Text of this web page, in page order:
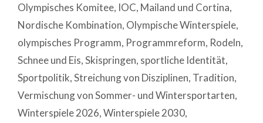
Olympisches Komitee, IOC, Mailand und Cortina,
Nordische Kombination, Olympische Winterspiele,
olympisches Programm, Programmreform, Rodeln,
Schnee und Eis,Skispringen, sportliche Identität,
Sportpolitik,Streichung von Disziplinen, Tradition,
Vermischung von Sommer- und Wintersportarten,
Winterspiele 2026,Winterspiele 2030,